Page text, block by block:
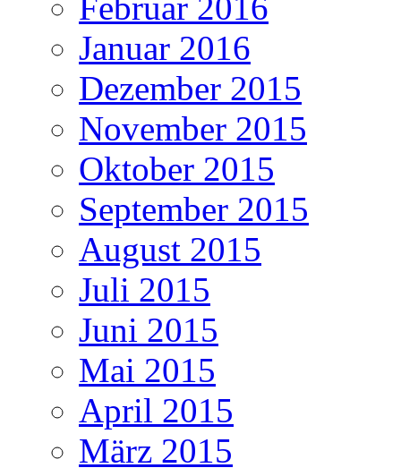
Februar 2016
Januar 2016
Dezember 2015
November 2015
Oktober 2015
September 2015
August 2015
Juli 2015
Juni 2015
Mai 2015
April 2015
März 2015